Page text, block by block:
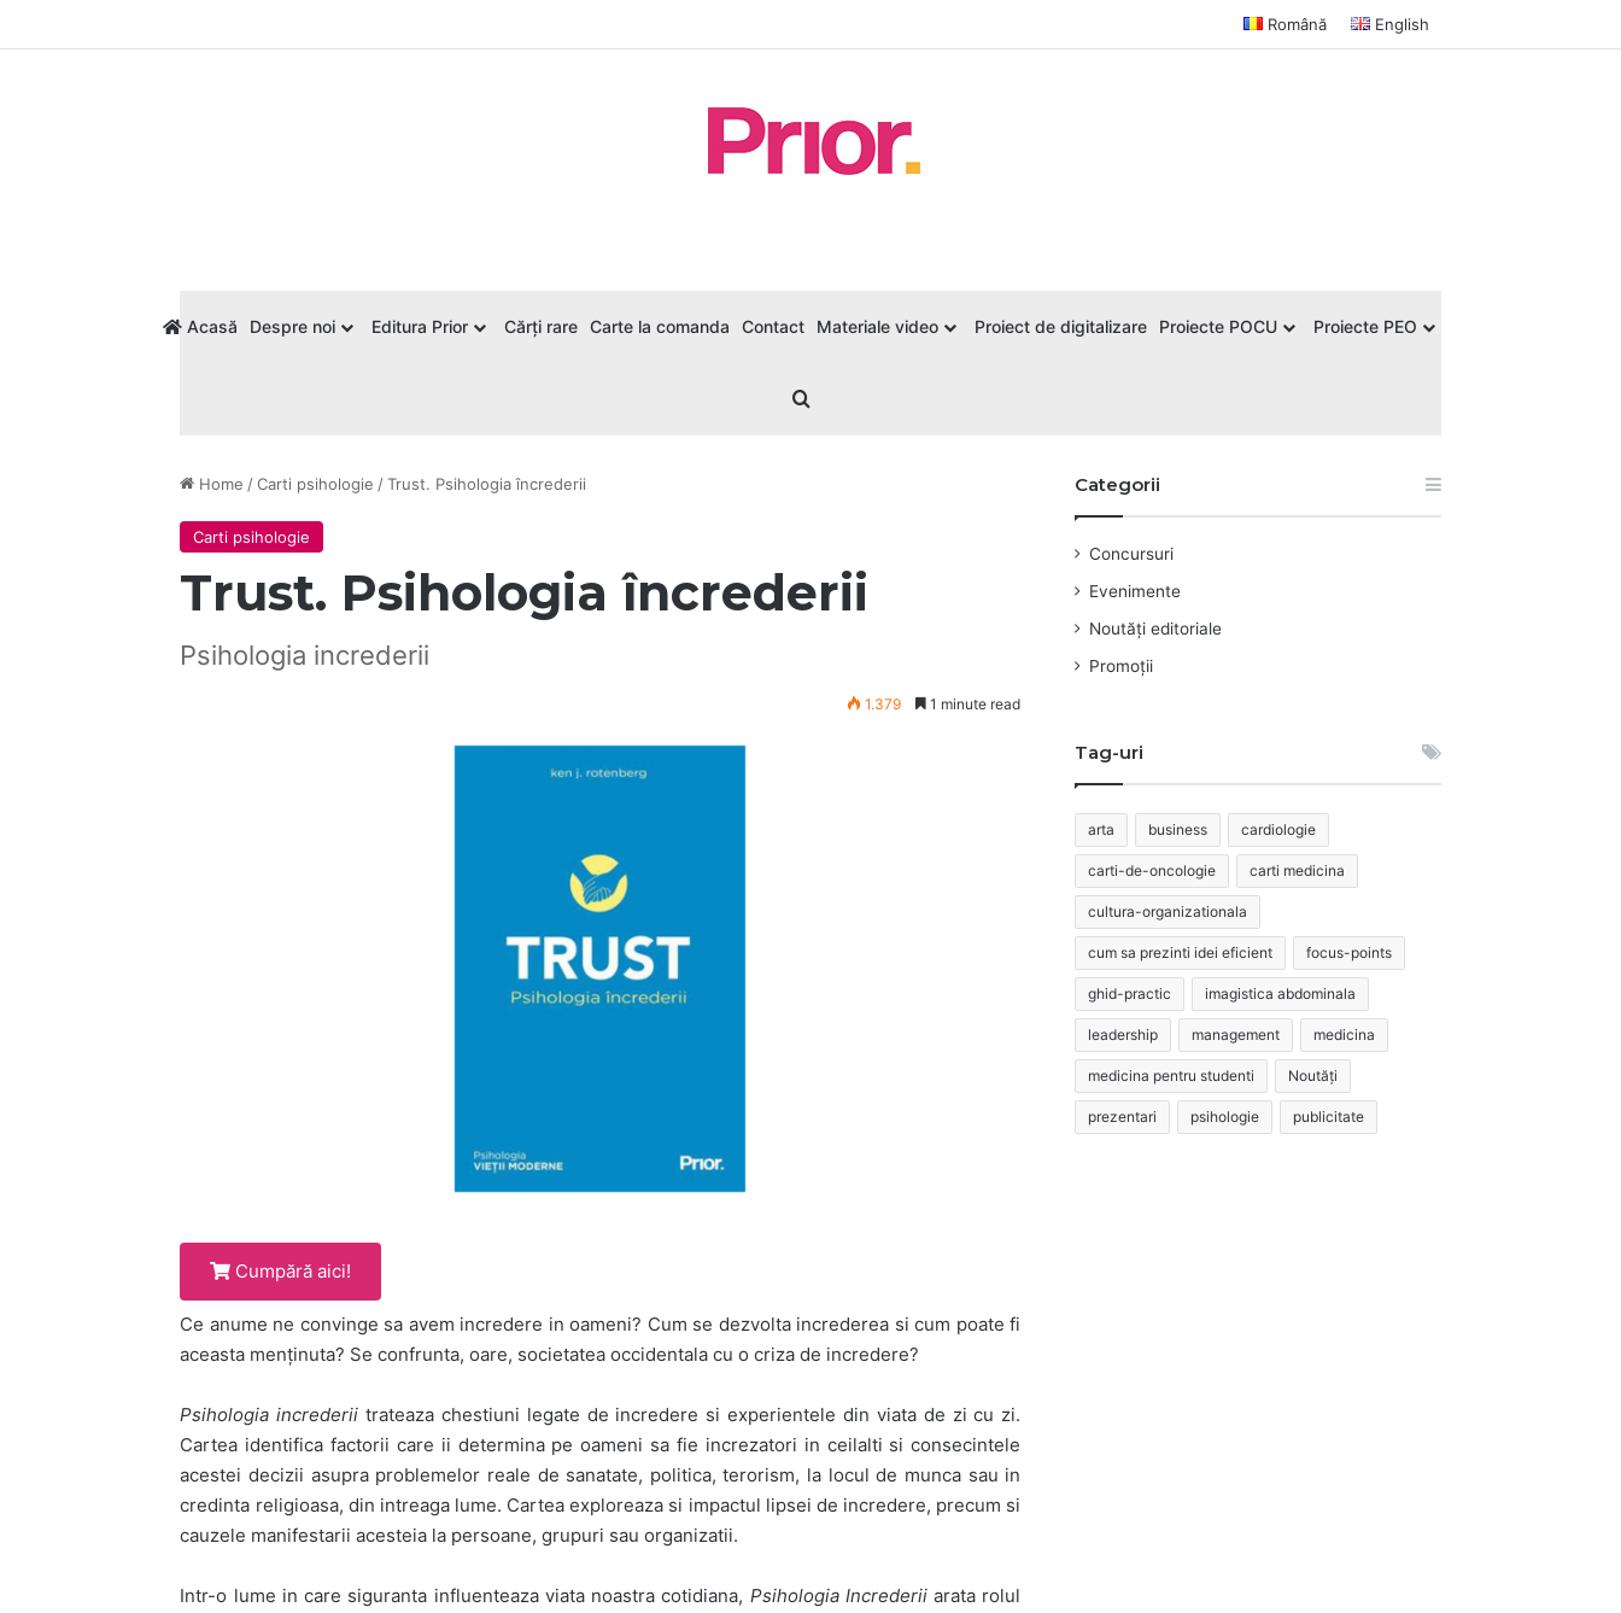
Română English
Acasă Despre noi Editura Prior Cărți rare Carte la comanda Contact Materiale video Proiect de digitalizare Proiecte POCU Proiecte PEO
Home / Carti psihologie / Trust. Psihologia încrederii
Carti psihologie
Trust. Psihologia încrederii
Psihologia increderii
1.379 1 minute read
Cumpără aici!
Ce anume ne convinge sa avem incredere in oameni? Cum se dezvolta increderea si cum poate fi
aceasta menținuta? Se confrunta, oare, societatea occidentala cu o criza de incredere?
Psihologia increderiitrateaza chestiuni legate de incredere si experientele din viata de zi cu zi.
Cartea identifica factorii care ii determina pe oameni sa fie increzatori in ceilalti si consecintele
acestei decizii asupra problemelor reale de sanatate, politica, terorism, la locul de munca sau in
credinta religioasa, din intreaga lume. Cartea exploreaza si impactul lipsei de incredere, precum si
cauzele manifestarii acesteia la persoane, grupuri sau organizatii.
Intr-o lume in care siguranta influenteaza viata noastra cotidiana, Psihologia Increderii arata rolul
Categorii
Concursuri
Evenimente
Noutăți editoriale
Promoții
Tag-uri
arta business cardiologie
carti-de-oncologie carti medicina
cultura-organizationala
cum sa prezinti idei eficient focus-points
ghid-practic imagistica abdominala
leadership management medicina
medicina pentru studenti Noutăți
prezentari psihologie publicitate